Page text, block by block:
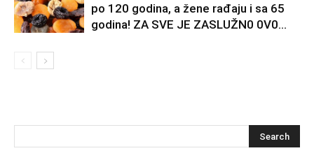
po 120 godina, a žene rađaju i sa 65
godina! ZA SVE JE ZASLUŽN0 0V0...